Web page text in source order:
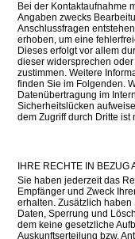
Bei der Kontaktaufnahme
Angaben zwecks
Anschlussfragen
erhoben, um eine
Dieses erfolgt vor allem
dieser widersprechen
zustimmen. Weitere
finden Sie im Folgenden.
Datenübertragung im
Sicherheitslücken
dem Zugriff durch Dritte ist
IHRE RECHTE IN BEZUG
Sie haben jederzeit das
Empfänger und Zweck
erhalten. Zusätzlich
Daten, Sperrung und
dem keine gesetzliche
Auskunftserteilung bzw.